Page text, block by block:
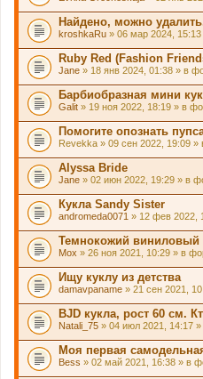
Найдено, можно
kroshkaRu » 06 мар 2024,
Ruby Red (Fashion
Jane » 18 янв 2024, 01:38 » в
Барбиобразная мини
Galit » 19 ноя 2022, 18:19 » в
Помогите опознать
Revekka » 09 сен 2022, 19:09
Alyssa Bride
Jane » 02 июн 2022, 19:29 » в
Кукла Sandy Sister
andromeda0071 » 12 фев 2022,
Темнокожий виниловый
Mox » 26 ноя 2021, 10:29 » в
Ищу куклу из детства
damavpaname » 21 сен 2021,
BJD кукла, рост 60 см.
Natali_75 » 04 июл 2021, 14:17
Моя первая
Bess » 02 май 2021, 16:38 » в